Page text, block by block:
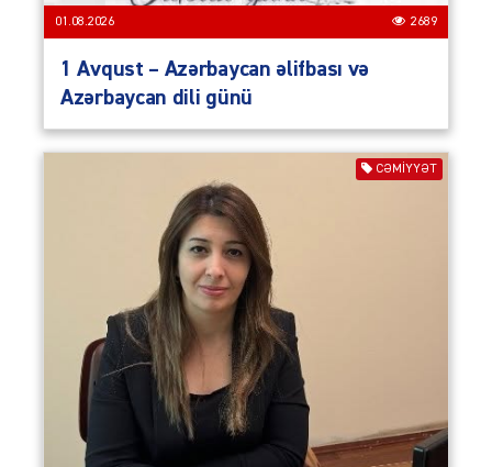
01.08.2026 2689
1 Avqust – Azərbaycan əlifbası və
Azərbaycan dili günü
CƏMIYYƏT